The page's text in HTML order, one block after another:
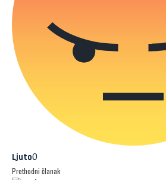
Ljuto0
Prethodni članak